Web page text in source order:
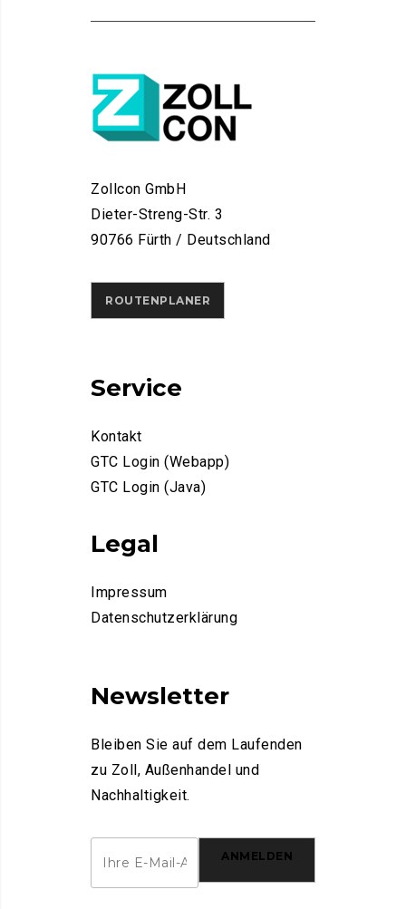
Zollcon GmbH
Dieter-Streng-Str. 3
90766 Fürth / Deutschland
ROUTENPLANER
Service
Kontakt
GTC Login (Webapp)
GTC Login (Java)
Legal
Impressum
Datenschutzerklärung
Newsletter
Bleiben Sie auf dem Laufenden
zu Zoll, Außenhandel und
Nachhaltigkeit.
ANMELDEN